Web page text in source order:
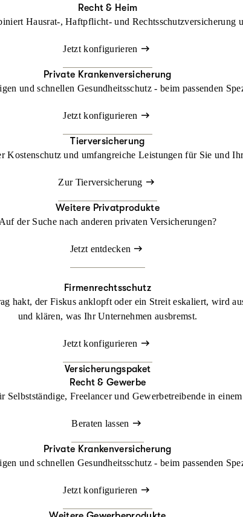
Recht & Heim
Hausrat-, Haftpflicht- und Rechtsschutzversicherung
Jetzt konfigurieren
Private Krankenversicherung
und schnellen Gesundheitsschutz - beim passenden
Jetzt konfigurieren
Tierversicherung
Kostenschutz und umfangreiche Leistungen für Sie und
Zur Tierversicherung
Weitere Privatprodukte
Auf der Suche nach anderen privaten Versicherungen?
Jetzt entdecken
Firmenrechtsschutz
hakt, der Fiskus anklopft oder ein Streit eskaliert, wird
und klären, was Ihr Unternehmen ausbremst.
Jetzt konfigurieren
Versicherungspaket
Recht & Gewerbe
Selbstständige, Freelancer und Gewerbetreibende in
Beraten lassen
Private Krankenversicherung
und schnellen Gesundheitsschutz - beim passenden
Jetzt konfigurieren